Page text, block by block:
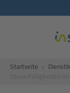
Startseite